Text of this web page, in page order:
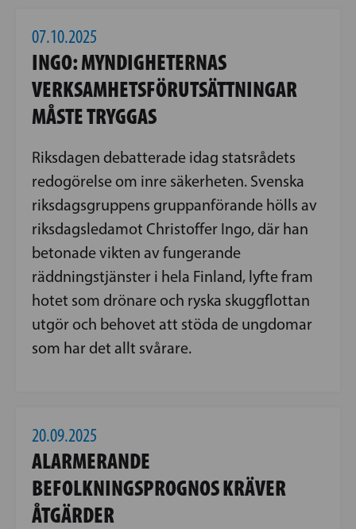
07.10.2025
INGO: MYNDIGHETERNAS
VERKSAMHETSFÖRUTSÄTTNINGAR
MÅSTE TRYGGAS
Riksdagen debatterade idag statsrådets
redogörelse om inre säkerheten. Svenska
riksdagsgruppens gruppanförande hölls av
riksdagsledamot Christoffer Ingo, där han
betonade vikten av fungerande
räddningstjänster i hela Finland, lyfte fram
hotet som drönare och ryska skuggflottan
utgör och behovet att stöda de ungdomar
som har det allt svårare.
20.09.2025
ALARMERANDE
BEFOLKNINGSPROGNOS KRÄVER
ÅTGÄRDER